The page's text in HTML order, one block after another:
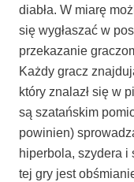
dia­bła. W mia­rę
się wygła­szać w
prze­ka­za­nie
Każ­dy gracz
któ­ry zna­lazł się w
są sza­tań­skim
powi­nien)
hiper­bo­la, szy­de­ra
tej gry jest